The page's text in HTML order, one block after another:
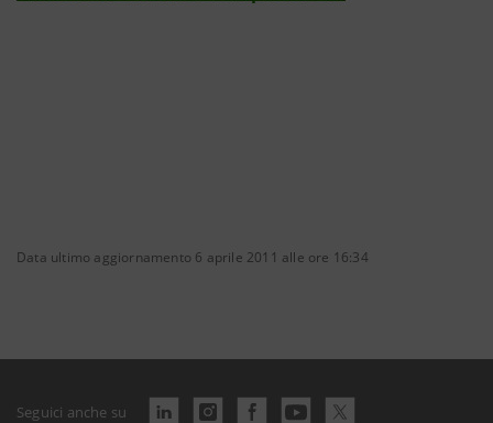
Data ultimo aggiornamento 6 aprile 2011 alle ore 16:34
Seguici anche su